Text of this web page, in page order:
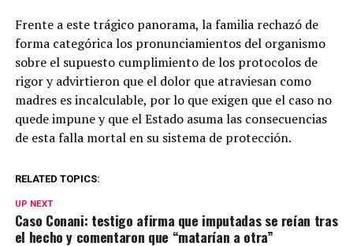
Frente a este trágico panorama, la familia rechazó de
forma categórica los pronunciamientos del organismo
sobre el supuesto cumplimiento de los protocolos de
rigor y advirtieron que el dolor que atraviesan como
madres es incalculable, por lo que exigen que el caso no
quede impune y que el Estado asuma las consecuencias
de esta falla mortal en su sistema de protección.
RELATED TOPICS:
UP NEXT
Caso Conani: testigo afirma que imputadas se reían tras
el hecho y comentaron que “matarían a otra”